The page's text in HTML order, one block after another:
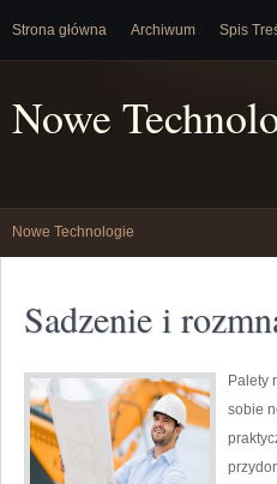
Strona główna Archiwum Spis
Nowe
Nowe Technologie
Sadzenie i
Palety
sobie